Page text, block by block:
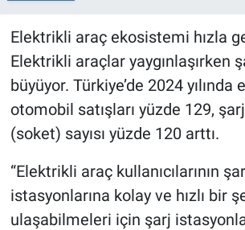
Elektrikli araç ekosistemi hızla
Elektrikli araçlar yaygınlaşırken
büyüyor. Türkiye’de 2024 yılında
otomobil satışları yüzde 129,
(soket) sayısı yüzde 120 arttı.
“Elektrikli araç kullanıcılarının
istasyonlarına kolay ve hızlı bir
ulaşabilmeleri için şarj